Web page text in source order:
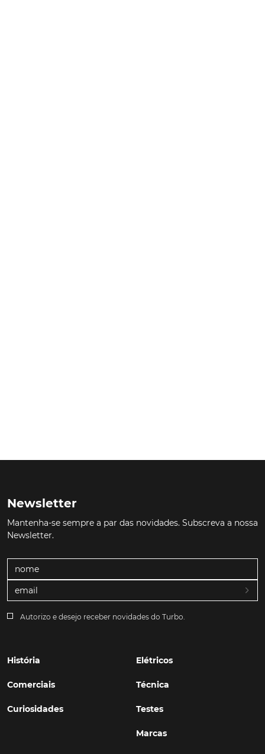
Newsletter
Mantenha-se sempre a par das novidades. Subscreva a nossa
Newsletter.
Autorizo e desejo receber novidades do Turbo.
História
Comerciais
Curiosidades
Elétricos
Técnica
Testes
Marcas